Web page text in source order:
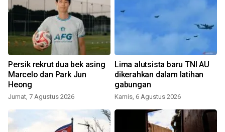
Persik rekrut dua bek asing
Marcelo dan Park Jun
Heong
Jumat, 7 Agustus 2026
Lima alutsista baru TNI AU
dikerahkan dalam latihan
gabungan
Kamis, 6 Agustus 2026